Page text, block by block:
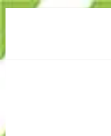
content